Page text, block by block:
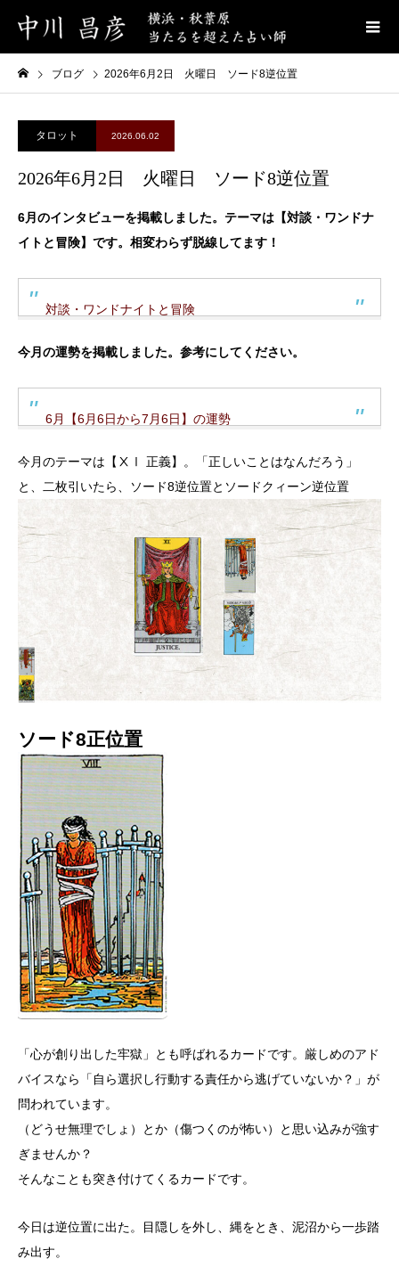
ブログ 2026年6月2日 火曜日 ソード8逆位置
タロット 2026.06.02
2026年6月2日 火曜日 ソード8逆位置
6月のインタビューを掲載しました。テーマは【対談・ワンドナ
イトと冒険】です。相変わらず脱線してます！
対談・ワンドナイトと冒険
今月の運勢を掲載しました。参考にしてください。
6月【6月6日から7月6日】の運勢
今月のテーマは【ⅩⅠ 正義】。「正しいことはなんだろう」
と、二枚引いたら、ソード8逆位置とソードクィーン逆位置
ソード8正位置
「心が創り出した牢獄」とも呼ばれるカードです。厳しめのアド
バイスなら「自ら選択し行動する責任から逃げていないか？」が
問われています。
（どうせ無理でしょ）とか（傷つくのが怖い）と思い込みが強す
ぎませんか？
そんなことも突き付けてくるカードです。
今日は逆位置に出た。目隠しを外し、縄をとき、泥沼から一歩踏
み出す。